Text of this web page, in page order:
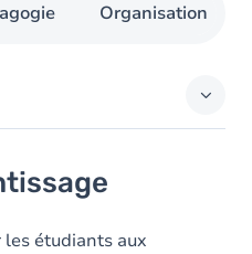
Organisation
les étudiants aux